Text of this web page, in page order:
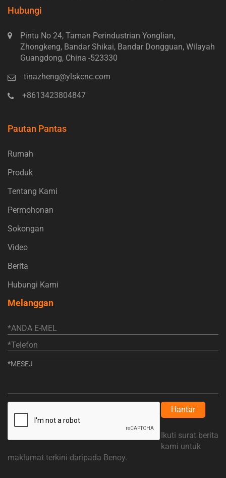
Hubungi
Pintu No 24, Taman Perindustrian Yonglian,
Zhongkeng, Bandar Shikai, Bandar Dongguan, Wilayah
Guangdong, China -523330
tinazheng@ylskcnc.com
+8613423804847
Pautan Pantas
Rumah
Produk
Tentang Kami
Permohonan
Sokongan
Video
Berita
Hubungi Kami
Melanggan
Hantar
Ikuti surat berita
kami untuk
maklumat terkini daripada Benoy.